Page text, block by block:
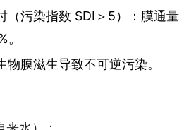
（污染指数 SDI＞5）：膜通量
物膜滋生导致不可逆污染。